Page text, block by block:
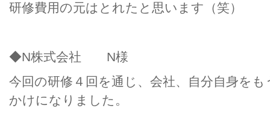
研修費用の元はとれたと思います（笑）
◆N株式会社 N様
今回の研修４回を通じ、会社、自分自身を
かけになりました。